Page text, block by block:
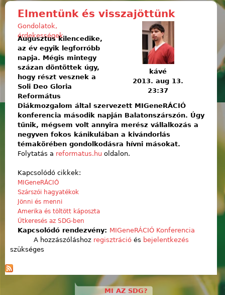
Elmentünk és visszajöttünk
kávé
2013. aug 13.
23:37
Gondolatok,
érdekességek
Augusztus kilencedike,
az év egyik legforróbb
napja. Mégis mintegy
százan döntöttek úgy,
hogy részt vesznek a
Soli Deo Gloria
Református
Diákmozgalom által szervezett MIGeneRÁCIÓ
konferencia második napján Balatonszárszón. Úgy
tűnik, mégsem volt annyira merész vállalkozás a
negyven fokos kánikulában a kivándorlás
témakörében gondolkodásra hívni másokat.
Folytatás a reformatus.hu oldalon.
Kapcsolódó cikkek:
MIGeneRÁCIÓ
Szárszói hagyatékok
Jönni és menni
Amerika és töltött káposzta
Útkeresés az SDG-ben
Kapcsolódó rendezvény: MIGeneRÁCIÓ Konferencia
A hozzászóláshoz regisztrációés bejelentkezés
szükséges
MI AZ SDG?